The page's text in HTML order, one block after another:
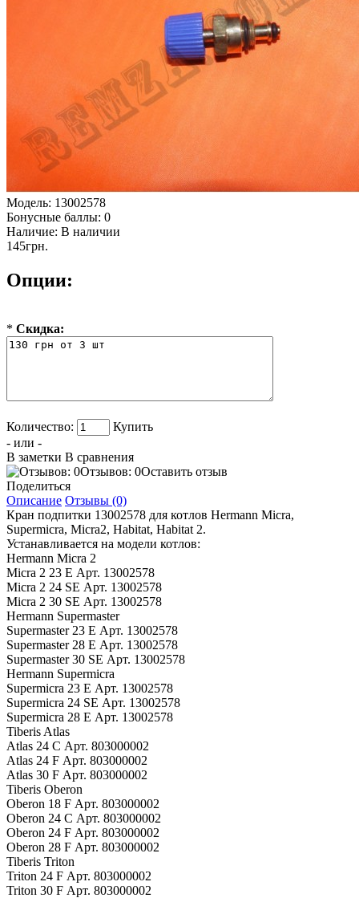
Модель: 13002578
Бонусные баллы: 0
Наличие: В наличии
145грн.
Опции:
* Скидка:
Количество:
Купить
- или -
В заметки В сравнения
Отзывов: 0Оставить отзыв
Поделиться
Описание Отзывы (0)
Кран подпитки 13002578 для котлов Hermann Micra,
Supermicra, Micra2, Habitat, Habitat 2.
Устанавливается на модели котлов:
Hermann Micra 2
Micra 2 23 E Арт. 13002578
Micra 2 24 SE Арт. 13002578
Micra 2 30 SE Арт. 13002578
Hermann Supermaster
Supermaster 23 E Арт. 13002578
Supermaster 28 E Арт. 13002578
Supermaster 30 SE Арт. 13002578
Hermann Supermicra
Supermicra 23 E Арт. 13002578
Supermicra 24 SE Арт. 13002578
Supermicra 28 E Арт. 13002578
Tiberis Atlas
Atlas 24 C Арт. 803000002
Atlas 24 F Арт. 803000002
Atlas 30 F Арт. 803000002
Tiberis Oberon
Oberon 18 F Арт. 803000002
Oberon 24 C Арт. 803000002
Oberon 24 F Арт. 803000002
Oberon 28 F Арт. 803000002
Tiberis Triton
Triton 24 F Арт. 803000002
Triton 30 F Арт. 803000002